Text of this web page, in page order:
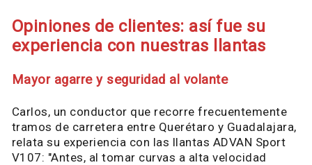
Opiniones de clientes: así fue su
experiencia con nuestras llantas
Mayor agarre y seguridad al volante
Carlos, un conductor que recorre frecuentemente
tramos de carretera entre Querétaro y Guadalajara,
relata su experiencia con las llantas ADVAN Sport
V107: "Antes, al tomar curvas a alta velocidad